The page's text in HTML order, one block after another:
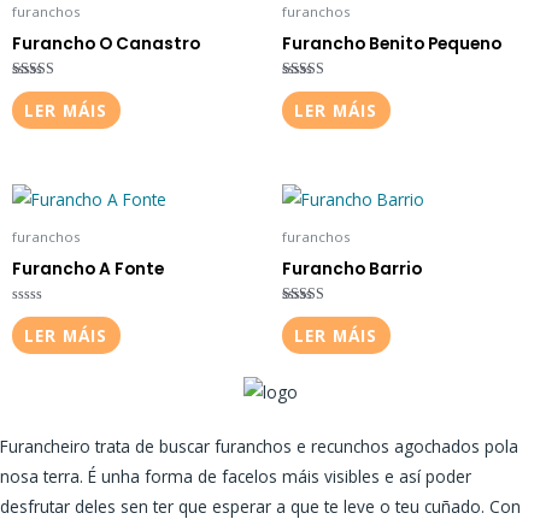
furanchos
Furancho O Canastro
Valorado en
5.00
de 5LER MÁIS
furanchos
Furancho Benito Pequeno
Valorado en
5.00
de 5LER MÁIS
furanchos
Furancho A Fonte
Valorado
en
0
de
LER MÁIS
furanchos
Furancho Barrio
Valorado
en
4.00
de 5
LER MÁIS
Furancheiro trata de buscar furanchos e recunchos agochados pola
nosa terra. É unha forma de facelos máis visibles e así poder
desfrutar deles sen ter que esperar a que te leve o teu cuñado. Con